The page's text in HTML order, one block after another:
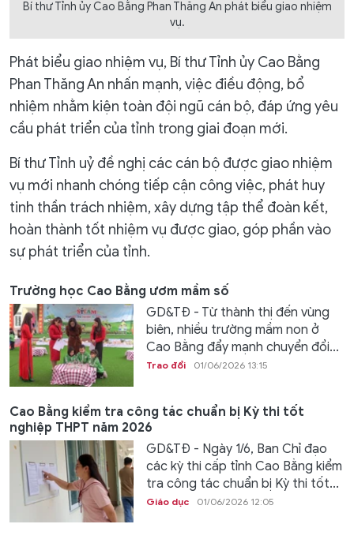
Bí thư Tỉnh ủy Cao Bằng Phan Thăng An phát biểu giao nhiệm
vụ.
Phát biểu giao nhiệm vụ, Bí thư Tỉnh ủy Cao Bằng
Phan Thăng An nhấn mạnh, việc điều động, bổ
nhiệm nhằm kiện toàn đội ngũ cán bộ, đáp ứng yêu
cầu phát triển của tỉnh trong giai đoạn mới.
Bí thư Tỉnh uỷ đề nghị các cán bộ được giao nhiệm
vụ mới nhanh chóng tiếp cận công việc, phát huy
tinh thần trách nhiệm, xây dựng tập thể đoàn kết,
hoàn thành tốt nhiệm vụ được giao, góp phần vào
sự phát triển của tỉnh.
Trường học Cao Bằng ươm mầm số
GD&TĐ - Từ thành thị đến vùng
biên, nhiều trường mầm non ở
Cao Bằng đẩy mạnh chuyển đổi...
Trao đổi 01/06/2026 13:15
Cao Bằng kiểm tra công tác chuẩn bị Kỳ thi tốt
nghiệp THPT năm 2026
GD&TĐ - Ngày 1/6, Ban Chỉ đạo
các kỳ thi cấp tỉnh Cao Bằng kiểm
tra công tác chuẩn bị Kỳ thi tốt...
Giáo dục 01/06/2026 12:05